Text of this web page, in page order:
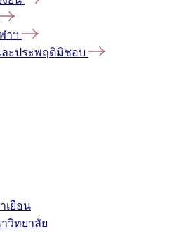
าฯ
ละประพฤติมิชอบ
เยือน
วิทยาลัย